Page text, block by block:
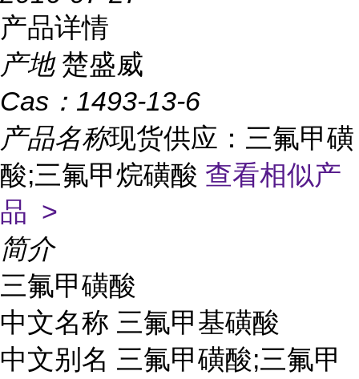
产品详情
产地 楚盛威
Cas： 1493-13-6
产品名称现货供应：三氟甲磺
酸;三氟甲烷磺酸 查看相似产
品 >
简介
三氟甲磺酸
中文名称 三氟甲基磺酸
中文别名 三氟甲磺酸;三氟甲